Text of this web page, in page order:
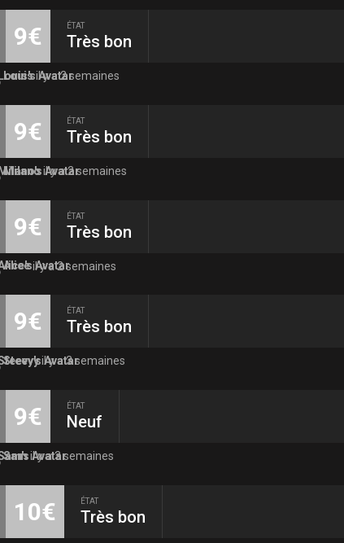
9€ ÉTAT
Très bon
Louisil y a 2 semaines
9€ ÉTAT
Très bon
Milanoil y a 2 semaines
9€ ÉTAT
Très bon
Aliceil y a 2 semaines
9€ ÉTAT
Très bon
Steevyil y a 3 semaines
9€ ÉTAT
Neuf
Samil y a 3 semaines
10€ ÉTAT
Très bon